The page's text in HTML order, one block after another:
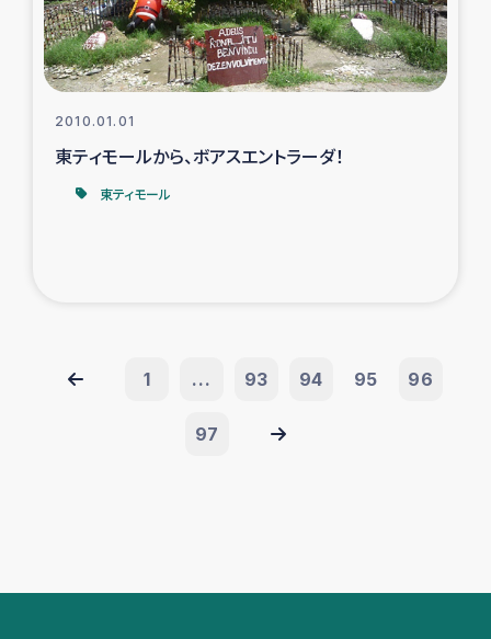
2010.01.01
東ティモールから、ボアスエントラーダ！
東ティモール
1 ... 93 94 95 96
97